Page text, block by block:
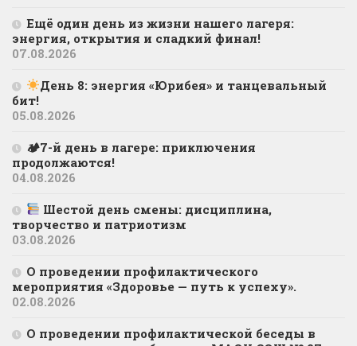
Ещё один день из жизни нашего лагеря:
энергия, открытия и сладкий финал!
07.08.2026
День 8: энергия «Юрибея» и танцевальный
бит!
05.08.2026
🏕7-й день в лагере: приключения
продолжаются!
04.08.2026
Шестой день смены: дисциплина,
творчество и патриотизм
03.08.2026
О проведении профилактического
мероприятия «Здоровье — путь к успеху».
02.08.2026
О проведении профилактической беседы в